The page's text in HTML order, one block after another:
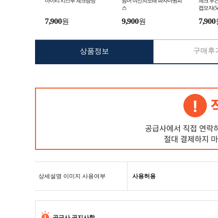
7,900원
스
9,900원
캡모자
7,900
상세설명 이미지 사용여부 사용허용
상품정보 구매후